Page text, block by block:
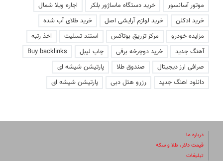
موتور آسانسور خرید دستگاه ماساژور بلکر
اجاره ویلا شمال
خرید ادکلن
خرید لوازم آرایشی اصل
خرید طلای آب شده
مزایده خودرو
مرکز تزریق بوتاکس استند تسلیت
اخذ رتبه
آهنگ جدید
خرید دوچرخه برقی چاپ لیبل
Buy backlinks
صرافی ارز دیجیتال
صندوق طلا
پارتیشن شیشه ای
دانلود اهنگ جدید
رزرو هتل دبی پارتیشن شیشه ای
درباره ما
قیمت دلار، طلا و سکه
تبلیغات